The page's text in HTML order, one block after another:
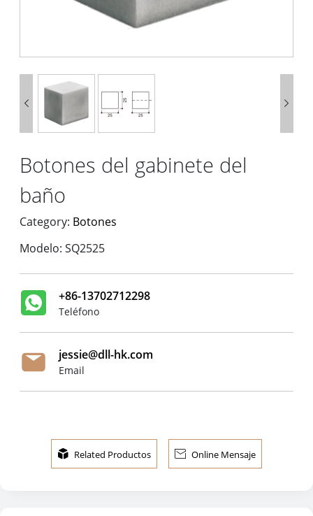
 
Botones del gabinete del
baño
Category: Botones
Modelo: SQ2525
+86-13702712298
Teléfono
jessie@dll-hk.com
Email
 Related Productos  Online Mensaje